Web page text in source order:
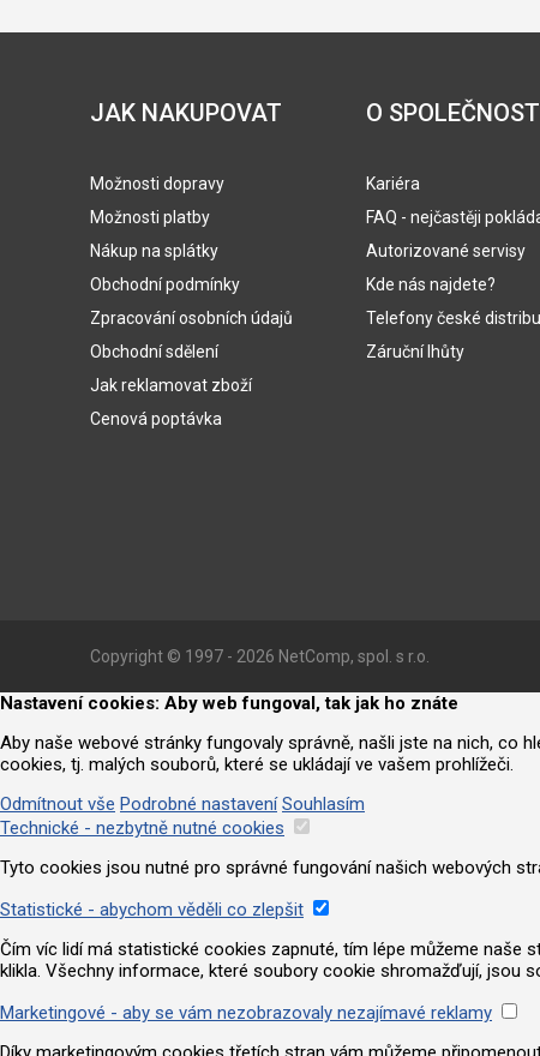
JAK NAKUPOVAT
Možnosti dopravy
Možnosti platby
Nákup na splátky
Obchodní podmínky
Zpracování osobních údajů
Obchodní sdělení
Jak reklamovat zboží
Cenová poptávka
O
Kariéra
FAQ - nejčastěji
Autorizované servisy
Kde nás najdete?
Telefony české
Záruční lhůty
Copyright © 1997 - 2026 NetComp, spol. s r.o.
Nastavení cookies: Aby web fungoval, tak jak ho znáte
Aby naše webové stránky fungovaly správně, našli jste na nich, co
cookies, tj. malých souborů, které se ukládají ve vašem prohlížeči.
Odmítnout vše Podrobné nastavení Souhlasím
Technické - nezbytně nutné cookies
Tyto cookies jsou nutné pro správné fungování našich webových
Statistické - abychom věděli co zlepšit
Čím víc lidí má statistické cookies zapnuté, tím lépe můžeme naše
klikla. Všechny informace, které soubory cookie shromažďují, jsou
Marketingové - aby se vám nezobrazovaly nezajímavé reklamy